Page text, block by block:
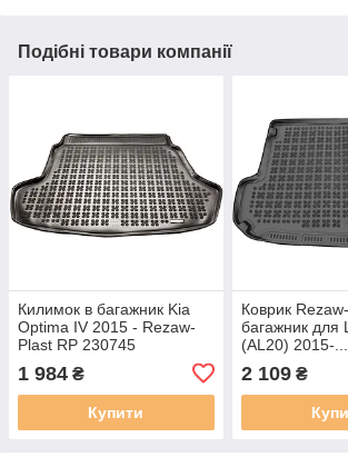
Подібні товари компанії
Килимок в багажник Kia
Optima IV 2015 - Rezaw-
Plast RP 230745
1 984 ₴
Купити
Коврик
багажник для
(AL20) 2015-
2 109₴